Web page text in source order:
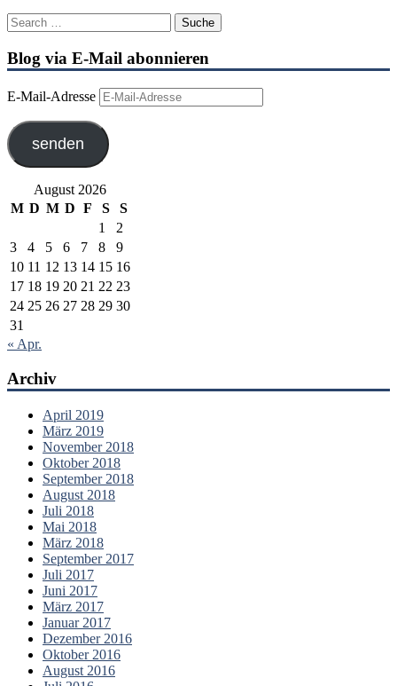
Blog via E-Mail abonnieren
E-Mail-Adresse
senden
August 2026
M D M D F S
S
1
2
3
4 5 6 7 8
9
10 11 12 13 14 15 16
17 18 19 20 21 22 23
24 25 26 27 28 29 30
31
« Apr.
Archiv
April 2019
März 2019
November 2018
Oktober 2018
September 2018
August 2018
Juli 2018
Mai 2018
März 2018
September 2017
Juli 2017
Juni 2017
März 2017
Januar 2017
Dezember 2016
Oktober 2016
August 2016